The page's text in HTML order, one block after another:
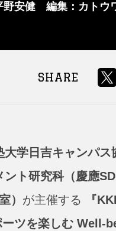
安健 編集：カトウ
SHARE
大学日吉キャンパ
ント研究科（慶應
） が主催する
『
ツを楽しむ Well-